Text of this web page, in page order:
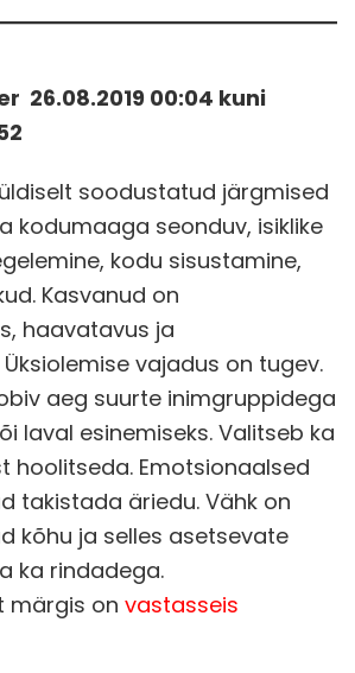
26.08.2019 00:04 kuni
soodustatud järgmised
kodumaaga seonduv, isiklike
kodu sisustamine,
Kasvanud on
haavatavus ja
vajadus on tugev.
aeg suurte inimgruppidega
laval esinemiseks. Valitseb ka
hoolitseda. Emotsionaalsed
takistada äriedu. Vähk on
kõhu ja selles asetsevate
ka rindadega.
märgis on vastasseis